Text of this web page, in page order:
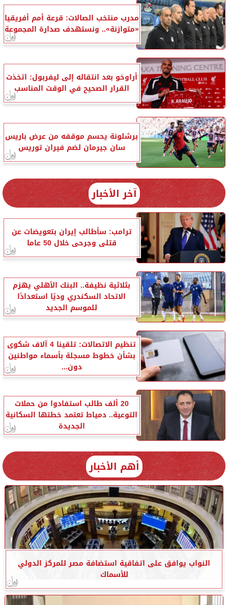
مدرب منتخب الصالات: قرعة أمم أفريقيا
«متوازنة».. ونستهدف صدارة المجموعة
أراوخو بعد انتقاله إلى ليفربول: اتخذت
القرار الصحيح في الوقت المناسب
برشلونة يحسم موقفه من عرض باريس
سان جيرمان لضم فيران توريس
آخر الأخبار
ترامب: سأطالب إيران بتعويضات عن
قتلى وجرحى خلال 50 عاما
بثلاثية نظيفة.. البنك الأهلي يهزم
الاتحاد السكندري وديًا استعدادًا
للموسم الجديد
تنظيم الاتصالات: تلقينا 4 آلاف شكوى
بشأن خطوط مسجلة بأسماء مواطنين
دون...
20 ألف طالب استفادوا من حملات
التوعية.. دمياط تعتمد خطتها السكانية
الجديدة
أهم الأخبار
النواب يوافق على اتفاقية استضافة مصر للمركز الدولي
للأسماك